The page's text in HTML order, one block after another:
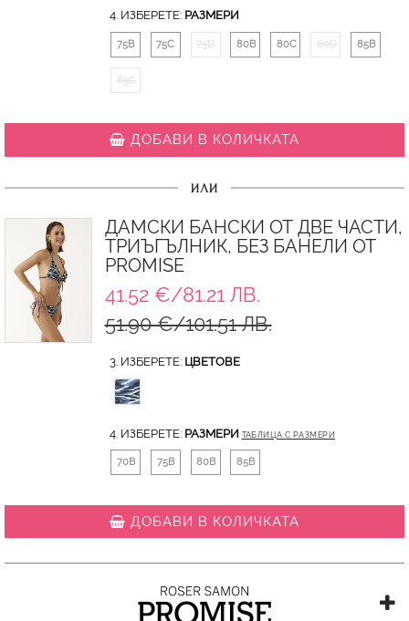
4. ИЗБЕРЕТЕ: РАЗМЕРИ
75B 75C 75D 80B 80C 80D 85B
85C
ДОБАВИ В КОЛИЧКАТА
ИЛИ
ДАМСКИ БАНСКИ ОТ ДВЕ ЧАСТИ,
ТРИЪГЪЛНИК, БЕЗ БАНЕЛИ ОТ
PROMISE
41.52 €/81.21 ЛВ.
51.90 €/101.51 ЛВ.
3. ИЗБЕРЕТЕ: ЦВЕТОВЕ
4. ИЗБЕРЕТЕ: РАЗМЕРИ ТАБЛИЦА С РАЗМЕРИ
70B 75B 80B 85B
ДОБАВИ В КОЛИЧКАТА